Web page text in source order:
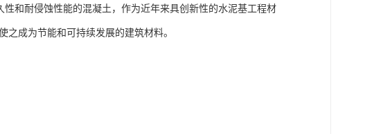
和耐侵蚀性能的混凝土，作为近年来具创新性的水泥基工程材
成为节能和可持续发展的建筑材料。